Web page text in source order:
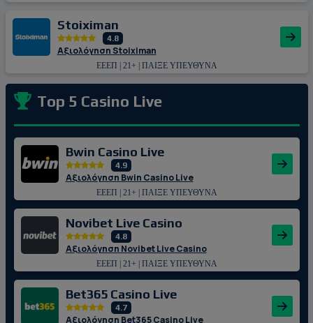
Stoiximan
4.8
Αξιολόγηση Stoiximan
ΕΕΕΠ | 21+ | ΠΑΙΞΕ ΥΠΕΥΘΥΝΑ
Top 5 Casino Live
Bwin Casino Live
4.9
Αξιολόγηση Bwin Casino Live
ΕΕΕΠ | 21+ | ΠΑΙΞΕ ΥΠΕΥΘΥΝΑ
Novibet Live Casino
4.8
Αξιολόγηση Novibet Live Casino
ΕΕΕΠ | 21+ | ΠΑΙΞΕ ΥΠΕΥΘΥΝΑ
Bet365 Casino Live
4.7
Αξιολόγηση Bet365 Casino Live